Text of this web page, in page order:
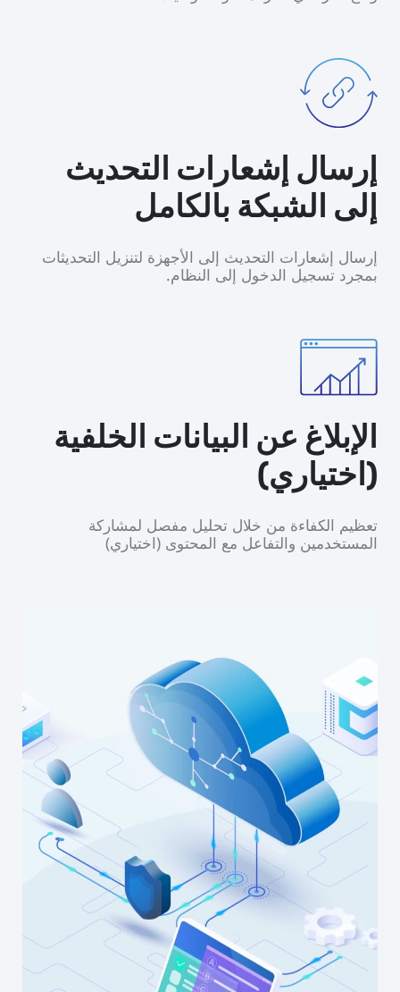
إرسال إشعارات التحديث
إلى الشبكة بالكامل
إرسال إشعارات التحديث إلى الأجهزة لتنزيل التحديثات
بمجرد تسجيل الدخول إلى النظام.
الإبلاغ عن البيانات الخلفية
(اختياري)
تعظيم الكفاءة من خلال تحليل مفصل لمشاركة
المستخدمين والتفاعل مع المحتوى (اختياري)